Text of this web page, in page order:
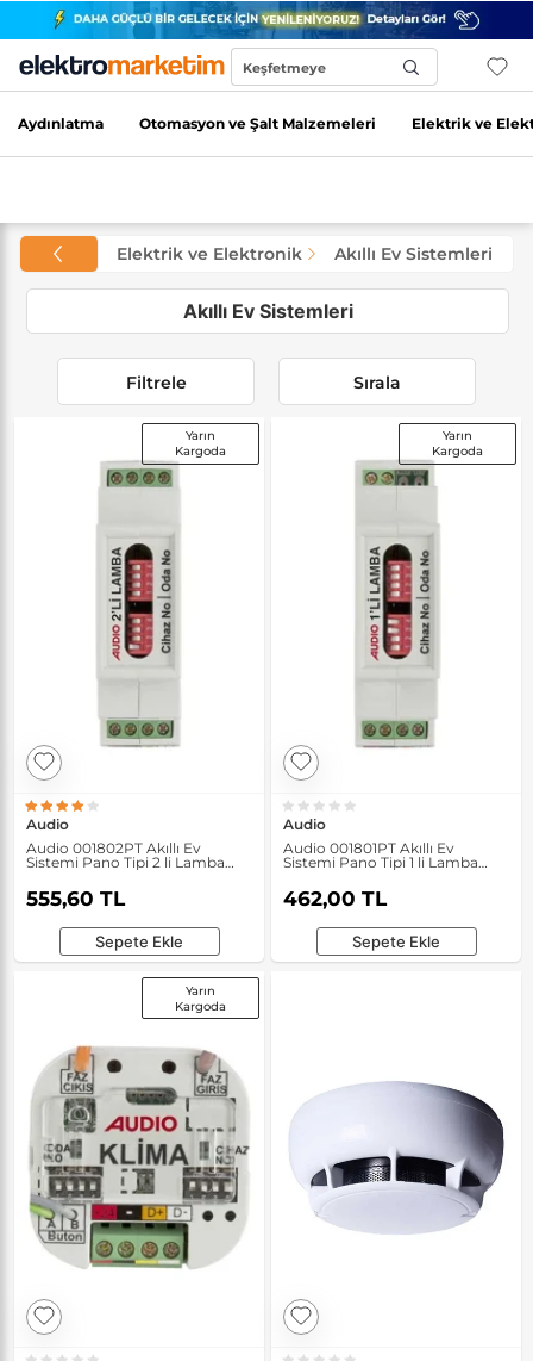
Keşfetmeye
Aydınlatma Otomasyon ve Şalt Malzemeleri Elektrik ve
Elektrik ve Elektronik Akıllı Ev Sistemleri
Akıllı Ev Sistemleri
Filtrele Sırala
Yarın
Kargoda
Audio
Audio 001802PT Akıllı Ev
Sistemi Pano Tipi 2 li Lamba
555,60 TL
Sepete Ekle
Yarın
Kargoda
Audio
Audio 001801PT Akıllı Ev
Sistemi Pano Tipi 1 li Lamba
462,00 TL
Sepete Ekle
Yarın
Kargoda